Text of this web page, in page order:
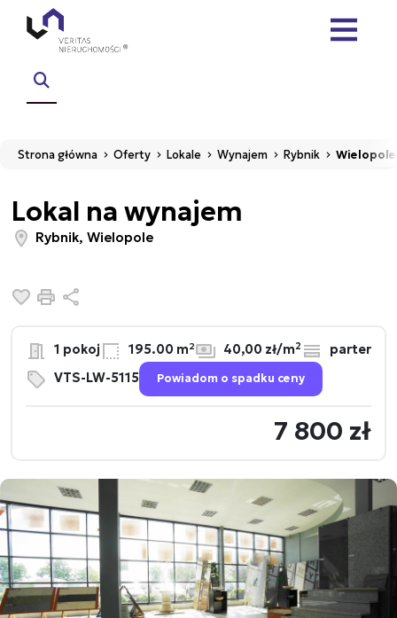
Strona główna Oferty Lokale Wynajem Rybnik Wielopole
Lokal na wynajem
Rybnik, Wielopole
Dodaj do ulubionych
Drukuj
1 pokoj 195.00 m² 40,00 zł/m2
parter
VTS-LW-5115
Powiadom o spadku ceny
7 800 zł